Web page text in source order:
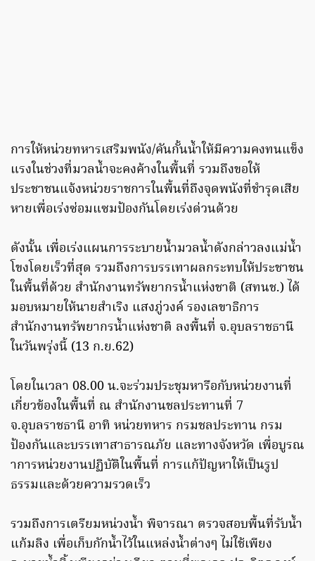
การให้หน่วยทหารเสริมพนัง/คันกั้นน้ำให้มีความคงทนแข็ง
แรงในช่วงที่มวลน้ำจะคงค้างในพื้นที่ รวมถึงขอให้
ประชาชนแจ้งหน่วยราชการในพื้นที่ถึงจุดพนังที่ชำรุดเสีย
หายเพื่อเร่งซ่อมแซมป้องกันโดยเร่งด่วนด้วย
ดังนั้น เพื่อเร่งแผนการระบายน้ำมวลน้ำดังกล่าวลงแม่น้ำ
โขงโดยเร็วที่สุด รวมถึงการบรรเทาผลกระทบให้ประชาชน
ในพื้นที่ด้วย สำนักงานทรัพยากรน้ำแห่งชาติ (สทนช.) ได้
มอบหมายให้นายสำเริง แสงภู่วงค์ รองเลขาธิการ
สำนักงานทรัพยากรน้ำแห่งชาติ ลงพื้นที่ จ.อุบลราชธานี
ในวันพรุ่งนี้ (13 ก.ย.62)
โดยในเวลา 08.00 น.จะร่วมประชุมหารือกับหน่วยงานที่
เกี่ยวข้องในพื้นที่ ณ สำนักงานชลประทานที่ 7
จ.อุบลราชธานี อาทิ หน่วยทหาร กรมชลประทาน กรม
ป้องกันและบรรเทาสาธารณภัย และทางจังหวัด เพื่อบูรณ
าการหน่วยงานปฏิบัติในพื้นที่ การแก้ปัญหาให้เป็นรูป
ธรรมและด้วยความรวดเร็ว
รวมถึงการเตรียมหน่วงน้ำ พิจารณา ตรวจสอบพื้นที่รับน้ำ
แก้มลิง เพื่อเก็บกักน้ำไว้ในแหล่งน้ำต่างๆ ไม่ใช้เพียง